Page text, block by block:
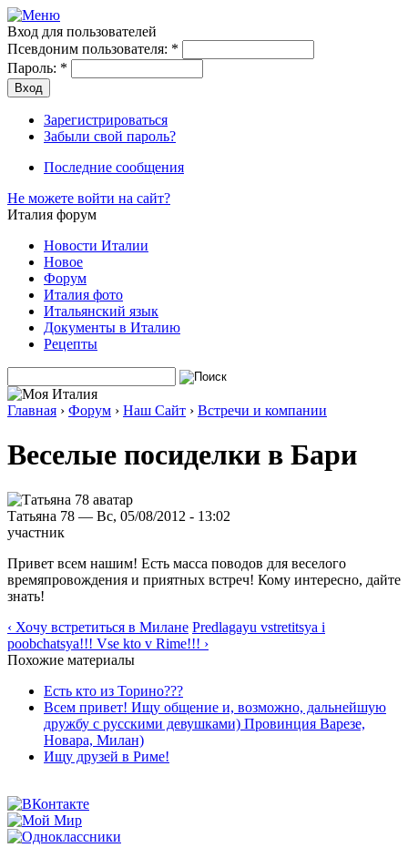
Вход для пользователей
Псевдоним пользователя: *
Пароль: *
Зарегистрироваться
Забыли свой пароль?
Последние сообщения
Не можете войти на сайт?
Италия форум
Новости Италии
Новое
Форум
Италия фото
Итальянский язык
Документы в Италию
Рецепты
Главная › Форум › Наш Сайт › Встречи и компании
Веселые посиделки в Бари
Татьяна 78 — Вс, 05/08/2012 - 13:02
участник
Привет всем нашим! Есть масса поводов для веселого
времяпровождения и приятных встреч! Кому интересно, дайте
знать!
‹ Хочу встретиться в Милане Predlagayu vstretitsya i
poobchatsya!!! Vse kto v Rime!!! ›
Похожие материалы
Есть кто из Торино???
Всем привет! Ищу общение и, возможно, дальнейшую
дружбу с русскими девушками) Провинция Варезе,
Новара, Милан)
Ищу друзей в Риме!